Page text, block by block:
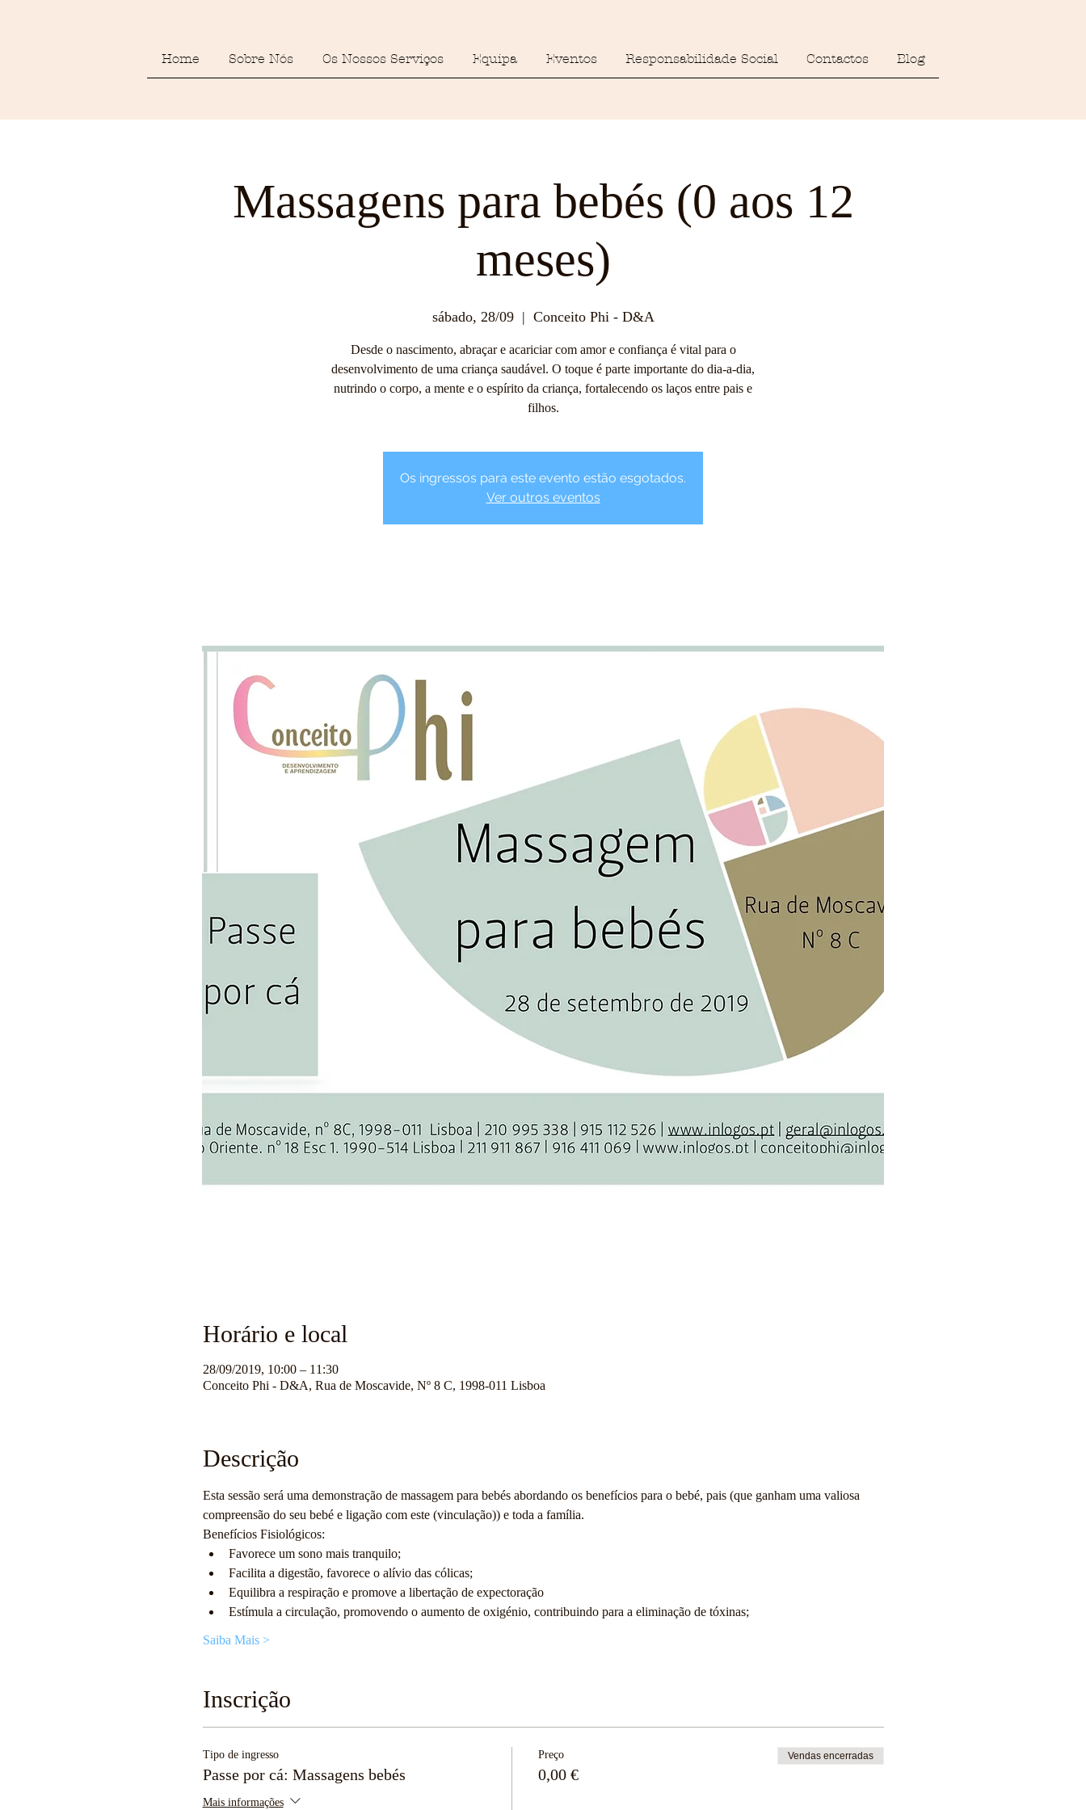
Home Sobre Nós Os Nossos Serviços Equipa Eventos Responsabilidade Social Contactos Blog
Massagens para bebés (0 aos 12
meses)
sábado, 28/09
  |
Conceito Phi - D&A
Desde o nascimento, abraçar e acariciar com amor e confiança é vital para o
desenvolvimento de uma criança saudável. O toque é parte importante do dia-a-dia,
nutrindo o corpo, a mente e o espírito da criança, fortalecendo os laços entre pais e
filhos.
Os ingressos para este evento estão esgotados.
Ver outros eventos
Horário e local
28/09/2019, 10:00 – 11:30
Conceito Phi - D&A, Rua de Moscavide, Nº 8 C, 1998-011 Lisboa
Descrição
Esta sessão será uma demonstração de massagem para bebés abordando os benefícios para o bebé, pais (que ganham uma valiosa
compreensão do seu bebé e ligação com este (vinculação)) e toda a família.
Benefícios Fisiológicos:
Favorece um sono mais tranquilo;
Facilita a digestão, favorece o alívio das cólicas;
Equilibra a respiração e promove a libertação de expectoração
Estímula a circulação, promovendo o aumento de oxigénio, contribuindo para a eliminação de tóxinas;
Saiba Mais >
Inscrição
Tipo de ingresso
Passe por cá: Massagens bebés
Mais informações
Preço
0,00 €
Vendas encerradas